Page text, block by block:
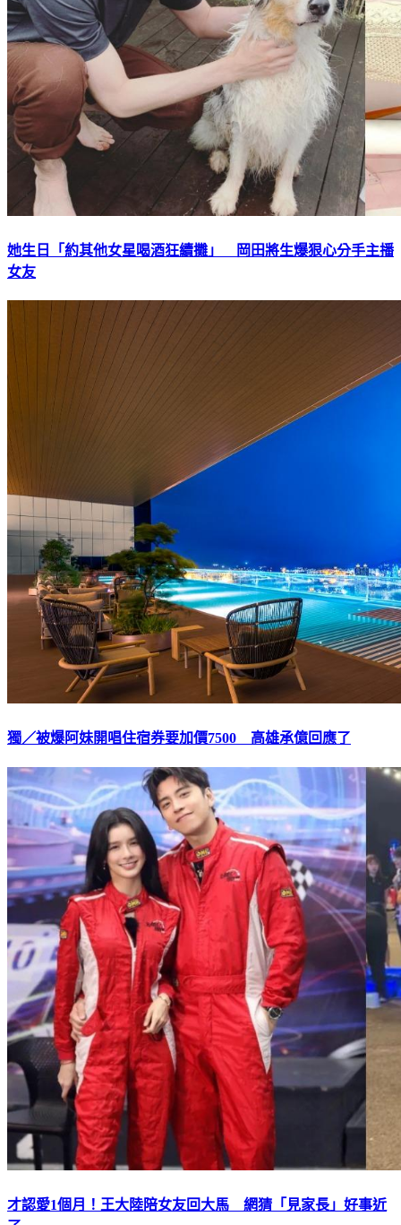
她生日「約其他女星喝酒狂續攤」 岡田將生爆狠心分手主播
女友
獨／被爆阿妹開唱住宿券要加價7500 高雄承億回應了
才認愛1個月！王大陸陪女友回大馬 網猜「見家長」好事近